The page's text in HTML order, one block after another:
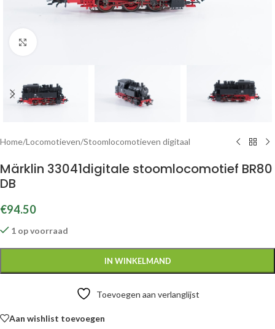
Home/Locomotieven/Stoomlocomotieven digitaal
Märklin 33041digitale stoomlocomotief BR80
DB
€94.50
1 op voorraad
IN WINKELMAND
Toevoegen aan verlanglijst
Aan wishlist toevoegen